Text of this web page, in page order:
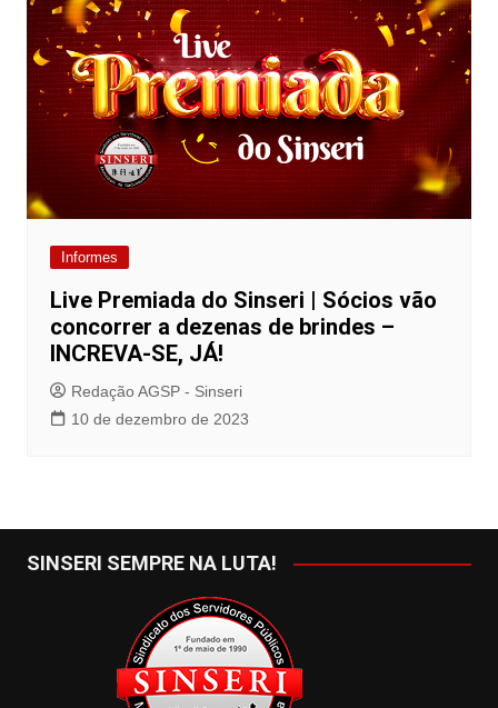
Informes
Live Premiada do Sinseri | Sócios vão
concorrer a dezenas de brindes –
INCREVA-SE, JÁ!
Redação AGSP - Sinseri
10 de dezembro de 2023
SINSERI SEMPRE NA LUTA!